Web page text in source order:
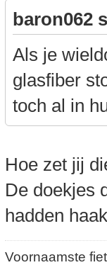
baron062
Als je
glasfiber
toch al in
Hoe zet jij
De doekjes
hadden
Voornaamste